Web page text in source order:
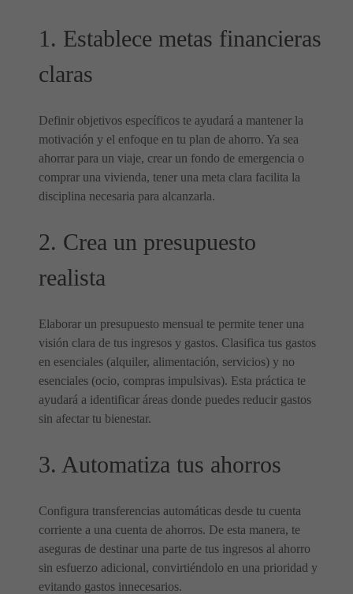
1. Establece metas financieras
claras
Definir objetivos específicos te ayudará a mantener la
motivación y el enfoque en tu plan de ahorro. Ya sea
ahorrar para un viaje, crear un fondo de emergencia o
comprar una vivienda, tener una meta clara facilita la
disciplina necesaria para alcanzarla.
2. Crea un presupuesto
realista
Elaborar un presupuesto mensual te permite tener una
visión clara de tus ingresos y gastos. Clasifica tus gastos
en esenciales (alquiler, alimentación, servicios) y no
esenciales (ocio, compras impulsivas). Esta práctica te
ayudará a identificar áreas donde puedes reducir gastos
sin afectar tu bienestar.
3. Automatiza tus ahorros
Configura transferencias automáticas desde tu cuenta
corriente a una cuenta de ahorros. De esta manera, te
aseguras de destinar una parte de tus ingresos al ahorro
sin esfuerzo adicional, convirtiéndolo en una prioridad y
evitando gastos innecesarios.